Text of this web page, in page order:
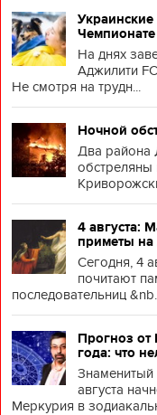
На днях
Аджилити
Не смотря на трудн...
Ночной
Два района
4 августа:
приметы на
Сегодня, 4
почитают
последовательниц
Прогноз от
года: что
Знаменитый
августа
Меркурия в